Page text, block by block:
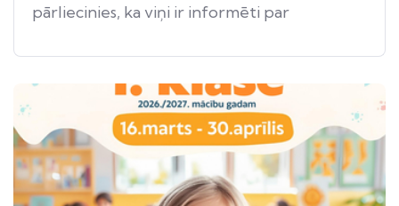
pārliecinies, ka viņi ir informēti par